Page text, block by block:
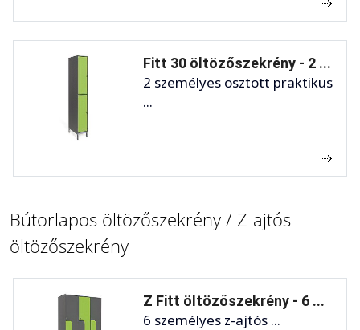
Fitt 30 öltözőszekrény - 2 ...
2 személyes osztott praktikus
...
Bútorlapos öltözőszekrény / Z-ajtós
öltözőszekrény
Z Fitt öltözőszekrény - 6 ...
6 személyes z-ajtós ...